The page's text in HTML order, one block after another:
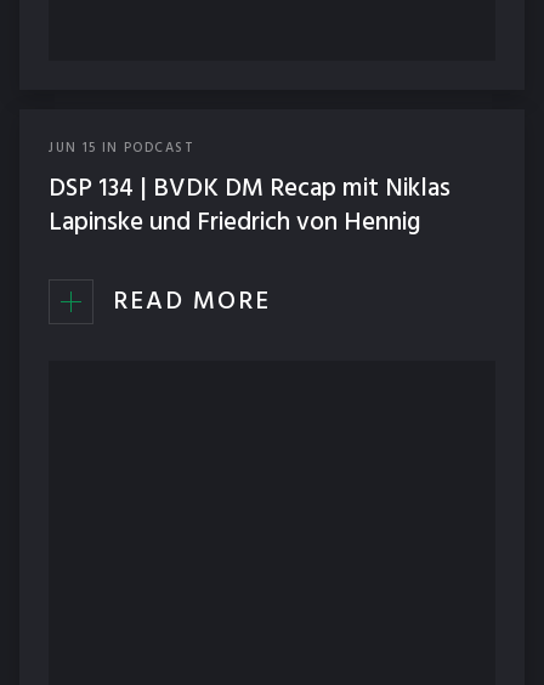
JUN 15 IN PODCAST
DSP 134 | BVDK DM Recap mit Niklas
Lapinske und Friedrich von Hennig
READ MORE